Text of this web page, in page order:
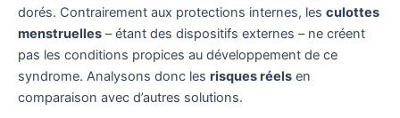
dorés. Contrairement aux protections internes, les culottes
menstruelles – étant des dispositifs externes – ne créent
pas les conditions propices au développement de ce
syndrome. Analysons donc les risques réels en
comparaison avec d’autres solutions.